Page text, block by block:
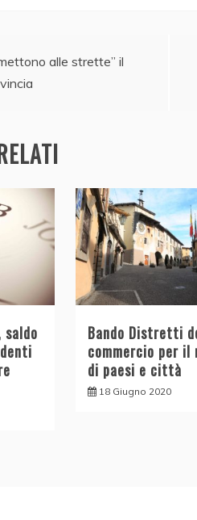
A
p
vi
alle strette” il
Bando Distretti
commercio per il
di paesi e città
18 Giugno 2020